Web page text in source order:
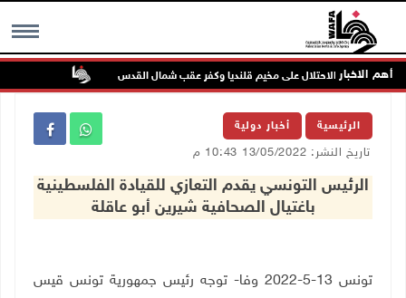
MENU أهم الاخبار
الرئيسية أخبار دولية
تاريخ النشر: 13/05/2022 10:43 م
الرئيس التونسي يقدم التعازي للقيادة الفلسطينية
باغتيال الصحافية شيرين أبو عاقلة
تونس 13-5-2022 وفا- توجه رئيس جمهورية تونس قيس